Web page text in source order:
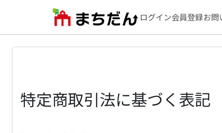
ログイン会員登録お問
特定商取引法に基づく表記